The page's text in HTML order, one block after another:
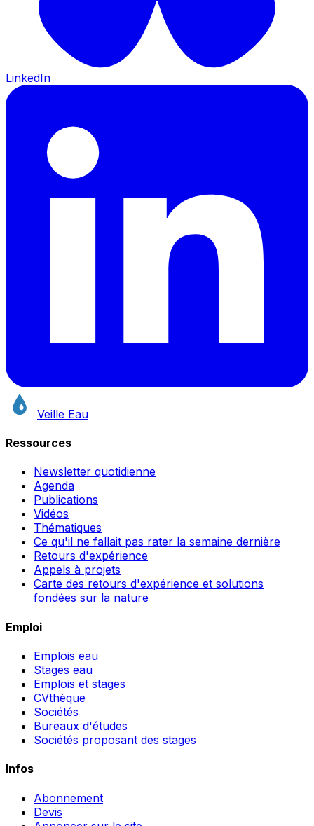
LinkedIn
Veille Eau
Ressources
Newsletter quotidienne
Agenda
Publications
Vidéos
Thématiques
Ce qu'il ne fallait pas rater la semaine dernière
Retours d'expérience
Appels à projets
Carte des retours d'expérience et solutions
fondées sur la nature
Emploi
Emplois eau
Stages eau
Emplois et stages
CVthèque
Sociétés
Bureaux d'études
Sociétés proposant des stages
Infos
Abonnement
Devis